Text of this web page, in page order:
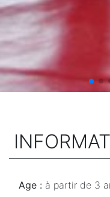
Age : à partir de 3